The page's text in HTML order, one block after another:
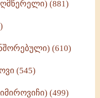
(881)
(610)
(545)
(499)